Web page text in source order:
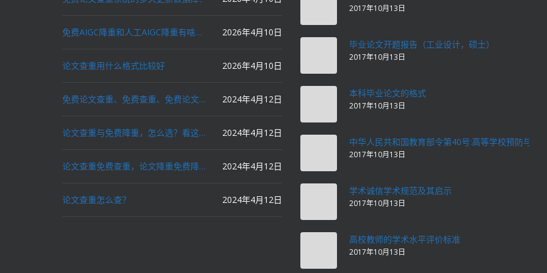
免费AIGC降重和人工AIGC降重有啥区别？ 2026年4月10日
论文查重用什么格式比较好 2026年4月10日
免费论文查重、免费查重、免费论文降重、免费降重、智能降重、一键降重、降低AIGC写作率、AI写论文，这些名词你了解吗？ 2024年4月12日
论文查重与免费降重，怎么选？看这里就对了！ 2024年4月12日
论文查重免费查重，论文降重免费降重，机器降重，人工降重，降低AIGC写作率，ai写论文，都要选论文狗和paperdog以及文思慧达！ 2024年4月12日
论文查重怎么查？ 2024年4月12日
2017年10月13日
毕业论文开题报告（工业设计，硕士）
2017年10月13日
本科毕业论文的格式
2017年10月13日
中华人民共和国教育部令第40号:高等学校预防与处
2017年10月13日
学术诚信学术规范及其启示
2017年10月13日
高校教师的学术水平评价标准
2017年10月13日